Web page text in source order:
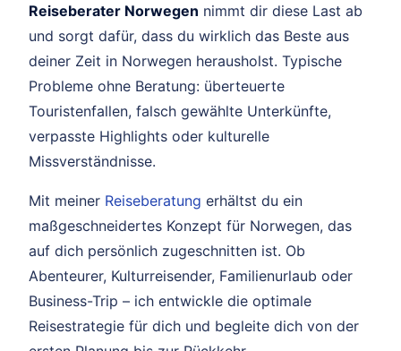
Reiseberater Norwegen nimmt dir diese Last ab
und sorgt dafür, dass du wirklich das Beste aus
deiner Zeit in Norwegen herausholst. Typische
Probleme ohne Beratung: überteuerte
Touristenfallen, falsch gewählte Unterkünfte,
verpasste Highlights oder kulturelle
Missverständnisse.
Mit meiner Reiseberatung erhältst du ein
maßgeschneidertes Konzept für Norwegen, das
auf dich persönlich zugeschnitten ist. Ob
Abenteurer, Kulturreisender, Familienurlaub oder
Business-Trip – ich entwickle die optimale
Reisestrategie für dich und begleite dich von der